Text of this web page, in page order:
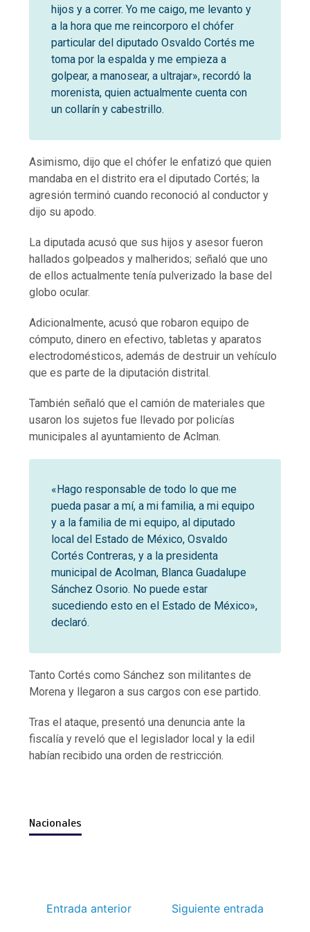
hijos y a correr. Yo me caigo, me levanto y
a la hora que me reincorporo el chófer
particular del diputado Osvaldo Cortés me
toma por la espalda y me empieza a
golpear, a manosear, a ultrajar», recordó la
morenista, quien actualmente cuenta con
un collarín y cabestrillo.
Asimismo, dijo que el chófer le enfatizó que quien
mandaba en el distrito era el diputado Cortés; la
agresión terminó cuando reconoció al conductor y
dijo su apodo.
La diputada acusó que sus hijos y asesor fueron
hallados golpeados y malheridos; señaló que uno
de ellos actualmente tenía pulverizado la base del
globo ocular.
Adicionalmente, acusó que robaron equipo de
cómputo, dinero en efectivo, tabletas y aparatos
electrodomésticos, además de destruir un vehículo
que es parte de la diputación distrital.
También señaló que el camión de materiales que
usaron los sujetos fue llevado por policías
municipales al ayuntamiento de Aclman.
«Hago responsable de todo lo que me
pueda pasar a mí, a mi familia, a mi equipo
y a la familia de mi equipo, al diputado
local del Estado de México, Osvaldo
Cortés Contreras, y a la presidenta
municipal de Acolman, Blanca Guadalupe
Sánchez Osorio. No puede estar
sucediendo esto en el Estado de México»,
declaró.
Tanto Cortés como Sánchez son militantes de
Morena y llegaron a sus cargos con ese partido.
Tras el ataque, presentó una denuncia ante la
fiscalía y reveló que el legislador local y la edil
habían recibido una orden de restricción.
Nacionales
Entrada anterior Siguiente entrada